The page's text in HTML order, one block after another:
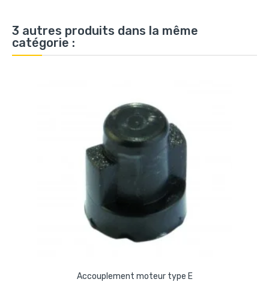
3 autres produits dans la même
catégorie :
Accouplement moteur type E